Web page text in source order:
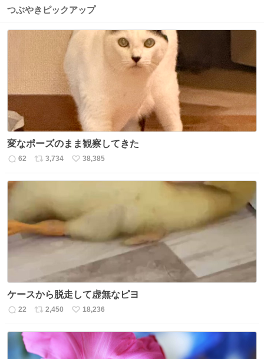
つぶやきピックアップ
変なポーズのまま観察してきた
返
数
62
リ
数
3,734
い
38,385
ケースから脱走して虚無なピヨ
返
22
リ
ト
2,450
い
ね
数
18,236